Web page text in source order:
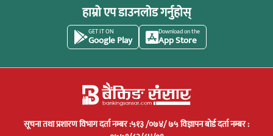
हाम्रो एप डाउनलोड गर्नुहोस्
GET IT ON
Google Play
Download on the
App Store
सूचना तथा प्रशारण विभाग दर्ता नम्बर :५१३ /०७४/ ७५ विज्ञापन बोर्ड दर्ता नम्बर :